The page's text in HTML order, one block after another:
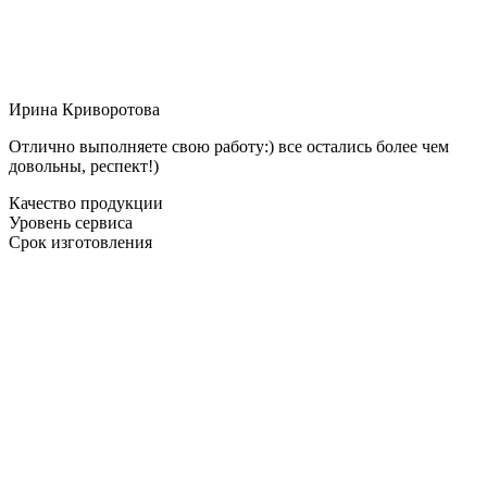
Ирина Криворотова
Отлично выполняете свою работу:) все остались более чем
довольны, респект!)
Качество продукции
Уровень сервиса
Срок изготовления